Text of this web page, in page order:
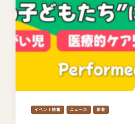
イベント情報 ニュース 新着